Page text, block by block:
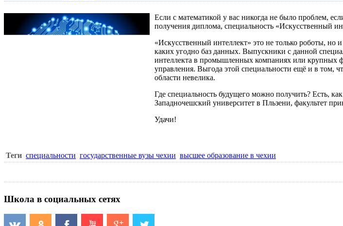
Если с математикой у вас никогда не было проблем,
получения диплома, специальность «Искусственный
«Искусственный интеллект» это не только роботы,
каких угодно баз данных. Выпускники с данной
интеллекта в промышленных компаниях или крупных
управления. Выгода этой специальности ещё и в том,
области невелика.
Где специальность будущего можно получить? Есть,
Западночешский университет в Пльзени, факультет
Удачи!
Теги специальности государственные вузы чехии высшее образование в чехии
Школа в социальных сетях